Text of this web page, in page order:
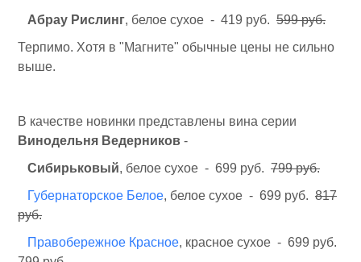
Абрау Рислинг, белое сухое - 419 руб. 599 руб.
Терпимо. Хотя в "Магните" обычные цены не сильно
выше.
В качестве новинки представлены вина серии
Винодельня Ведерников -
Сибирьковый, белое сухое - 699 руб. 799 руб.
Губернаторское Белое, белое сухое - 699 руб. 817
руб.
Правобережное Красное, красное сухое - 699 руб.